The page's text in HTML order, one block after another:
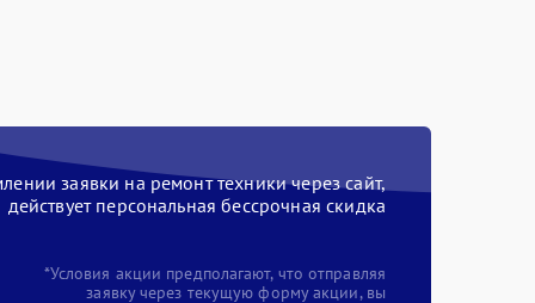
заявки на ремонт техники через сайт,
действует персональная бессрочная скидка
*Условия акции предполагают, что отправляя
заявку через текущую форму акции, вы